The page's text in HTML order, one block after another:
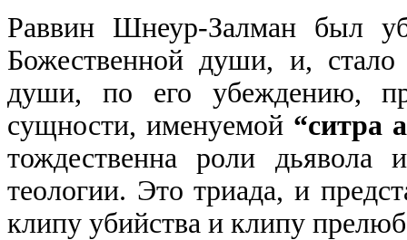
Раввин Шнеур-Залман был
Божественной души, и,
души, по его убеждению,
сущности, именуемой “ситра
тождественна роли дьявола
теологии. Это триада, и
клипу убийства и клипу